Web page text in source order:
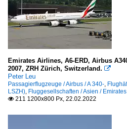
Militärflugplätze
Deutschland
Köln-Wahn
Museen und Ausstellungen
Deutschland
Emirates Airlines, A6-ERD, Airbus
2007, ZRH Zürich, Switzerland. 
Peter Leu
Passagierflugzeuge / Airbus / A 340-,
LSZH), Fluggesellschaften / Asien /
 211 1200x800 Px, 22.02.2022